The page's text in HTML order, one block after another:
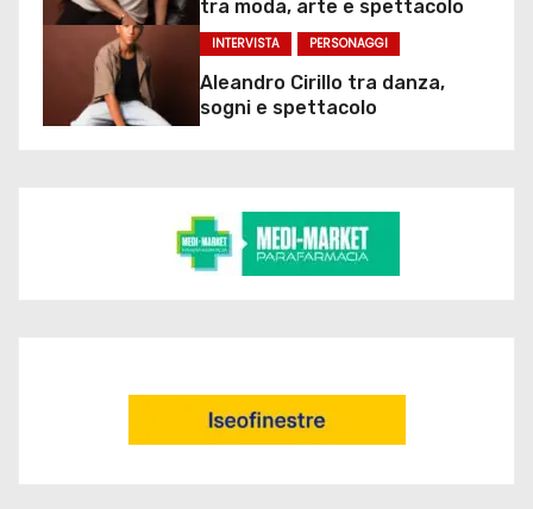
tra moda, arte e spettacolo
INTERVISTA PERSONAGGI
Aleandro Cirillo tra danza,
sogni e spettacolo